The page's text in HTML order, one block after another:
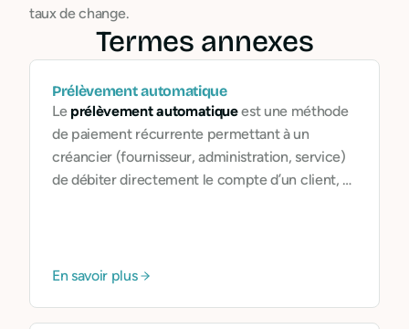
taux de change.
Termes annexes
Prélèvement automatique
Le prélèvement automatiqueest une méthode
de paiement récurrente permettant à un
créancier (fournisseur, administration, service)
de débiter directement le compte d’un client, à
En savoir plus